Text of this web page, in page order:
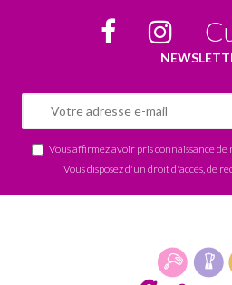
Vous affirmez avoir pris connaissance de
Vous disposez d'un droit d'accès, de